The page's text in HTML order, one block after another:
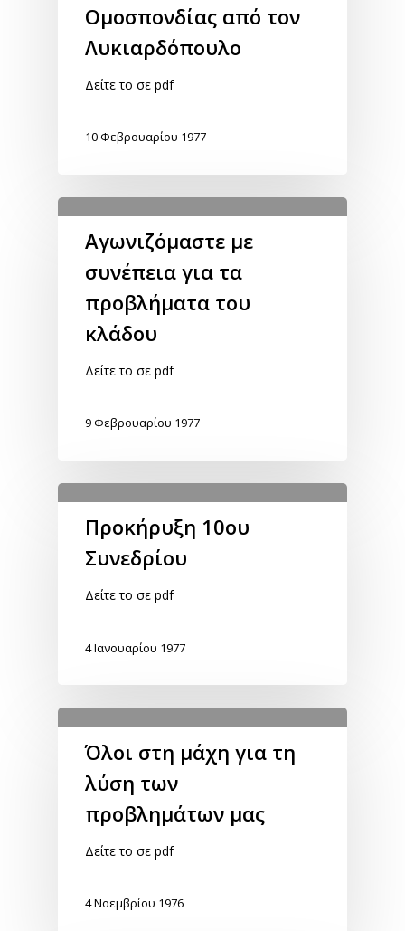
Ομοσπονδίας από τον
Λυκιαρδόπουλο
Δείτε το σε pdf
10 Φεβρουαρίου 1977
Αγωνιζόμαστε με
συνέπεια για τα
προβλήματα του
κλάδου
Δείτε το σε pdf
9 Φεβρουαρίου 1977
Προκήρυξη 10ου
Συνεδρίου
Δείτε το σε pdf
4 Ιανουαρίου 1977
Όλοι στη μάχη για τη
λύση των
προβλημάτων μας
Δείτε το σε pdf
4 Νοεμβρίου 1976